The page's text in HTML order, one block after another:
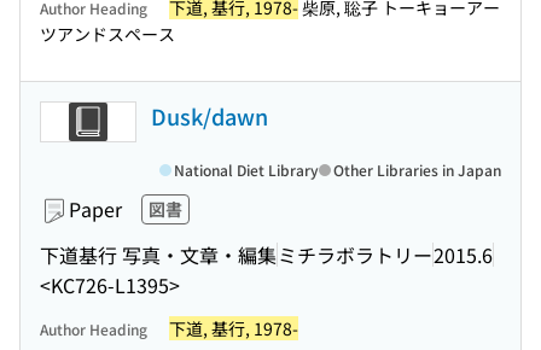
Author Heading 下道, 基行, 1978-柴原, 聡子 トーキョーアー
ツアンドスペース
Dusk/dawn
Paper 図書
下道基行 写真・文章・編集ミチラボラトリー2015.6
<KC726-L1395>
National Diet Library Other Libraries in Japan
Author Heading 下道, 基行, 1978-